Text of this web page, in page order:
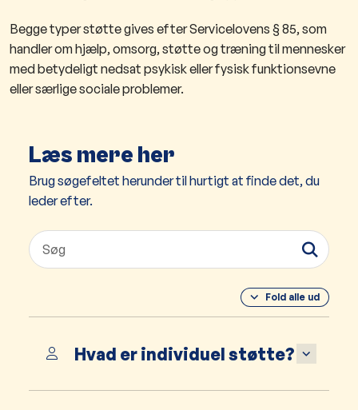
Begge typer støtte gives efter Servicelovens § 85, som
handler om hjælp, omsorg, støtte og træning til mennesker
med betydeligt nedsat psykisk eller fysisk funktionsevne
eller særlige sociale problemer.
Læs mere her
Brug søgefeltet herunder til hurtigt at finde det, du
leder efter.
Fold alle ud
Hvad er individuel støtte?